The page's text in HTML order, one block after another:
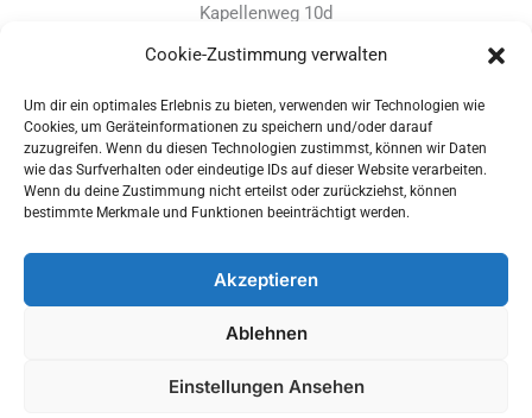
Cookie-Zustimmung verwalten
Um dir ein optimales Erlebnis zu bieten, verwenden wir Technologien wie
Cookies, um Geräteinformationen zu speichern und/oder darauf
zuzugreifen. Wenn du diesen Technologien zustimmst, können wir Daten
wie das Surfverhalten oder eindeutige IDs auf dieser Website verarbeiten.
Wenn du deine Zustimmung nicht erteilst oder zurückziehst, können
bestimmte Merkmale und Funktionen beeinträchtigt werden.
Akzeptieren
Ablehnen
Einstellungen Ansehen
Kapellenweg 10d
D-94575 Windorf
+49 - (0)8546 - 97 39 0
info@provitec.de
www.provitec.com
Copyright © 2026 PROVITEC Trinkwassersysteme e.K | Alle
Rechte vorbehalten |Impressum